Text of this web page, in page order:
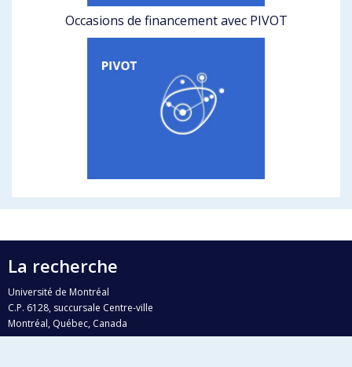
Occasions de financement avec PIVOT
La recherche
Université de Montréal
C.P. 6128, succursale Centre-ville
Montréal, Québec, Canada
H3C 3J7